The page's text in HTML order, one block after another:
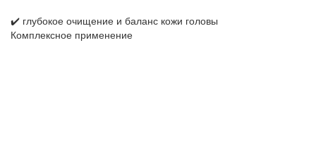
✔️ глубокое очищение и баланс кожи головы
Комплексное применение